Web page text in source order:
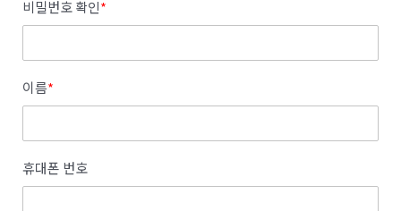
비밀번호 확인*
이름*
휴대폰 번호